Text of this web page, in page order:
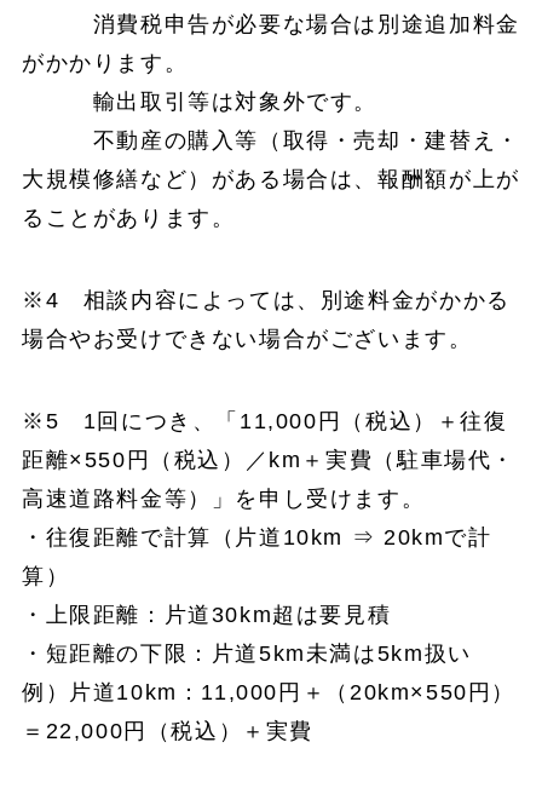
消費税申告が必要な場合は別途追加料金
がかかります。
輸出取引等は対象外です。
不動産の購入等（取得・売却・建替え・
大規模修繕など）がある場合は、報酬額が上が
ることがあります。
※4 相談内容によっては、別途料金がかかる
場合やお受けできない場合がございます。
※5 1回につき、「11,000円（税込）＋往復
距離×550円（税込）／km＋実費（駐車場代・
高速道路料金等）」を申し受けます。
・往復距離で計算（片道10km ⇒ 20kmで計
算）
・上限距離：片道30km超は要見積
・短距離の下限：片道5km未満は5km扱い
例）片道10km：11,000円＋（20km×550円）
＝22,000円（税込）＋実費